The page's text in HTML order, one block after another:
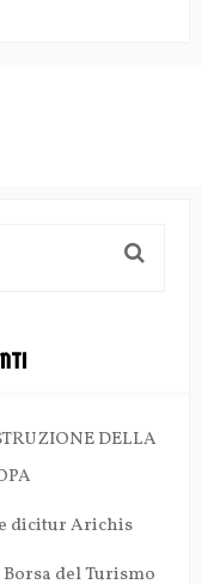
DELLA
dicitur Arichis
del Turismo